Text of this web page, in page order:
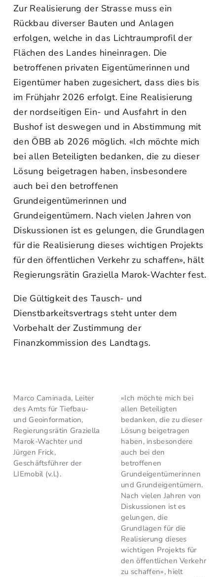
Zur Realisierung der Strasse muss ein
Rückbau diverser Bauten und Anlagen
erfolgen, welche in das Lichtraumprofil der
Flächen des Landes hineinragen. Die
betroffenen privaten Eigentümerinnen und
Eigentümer haben zugesichert, dass dies bis
im Frühjahr 2026 erfolgt. Eine Realisierung
der nordseitigen Ein- und Ausfahrt in den
Bushof ist deswegen und in Abstimmung mit
den ÖBB ab 2026 möglich. «Ich möchte mich
bei allen Beteiligten bedanken, die zu dieser
Lösung beigetragen haben, insbesondere
auch bei den betroffenen
Grundeigentümerinnen und
Grundeigentümern. Nach vielen Jahren von
Diskussionen ist es gelungen, die Grundlagen
für die Realisierung dieses wichtigen Projekts
für den öffentlichen Verkehr zu schaffen», hält
Regierungsrätin Graziella Marok-Wachter fest.
Die Gültigkeit des Tausch- und
Dienstbarkeitsvertrags steht unter dem
Vorbehalt der Zustimmung der
Finanzkommission des Landtags.
Marco Caminada, Leiter
des Amts für Tiefbau-
und Geoinformation,
Regierungsrätin Graziella
Marok-Wachter und
Jürgen Frick,
Geschäftsführer der
LIEmobil (v.l.).
«Ich möchte mich bei
allen Beteiligten
bedanken, die zu dieser
Lösung beigetragen
haben, insbesondere
auch bei den
betroffenen
Grundeigentümerinnen
und Grundeigentümern.
Nach vielen Jahren von
Diskussionen ist es
gelungen, die
Grundlagen für die
Realisierung dieses
wichtigen Projekts für
den öffentlichen Verkehr
zu schaffen», hielt